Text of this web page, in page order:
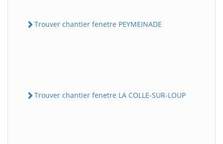
Trouver chantier fenetre PEYMEINADE
Trouver chantier fenetre LA COLLE-SUR-LOUP